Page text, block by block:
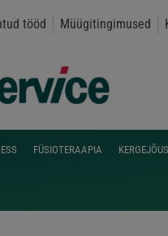
tööd Müügitingimused
FÜSIOTERAAPIA